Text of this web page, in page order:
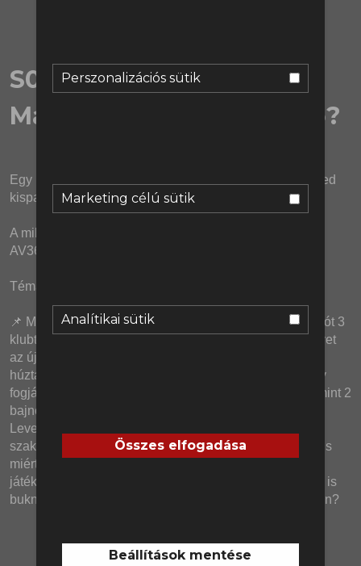
Perszonalizációs sütik
Marketing célú sütik
Analítikai sütik
Összes elfogadása
Beállítások mentése
S06EX14 | MAN.UNITED -
Manchesteri edzőtemető?
Egy ideje már tényleg nem igazán éri meg leülni a United
kispadjára.
A mikrofonokat és podcast keverőnket a Relacart és az
AV365.hu biztosította.
Téma:
📌 Mióta távozott a Manchester Unitedtől, José Mourinhót 3
klubtól is kirúgták. Ole Gunnar Solskjaer hiába várt 3 évet
az újabb melóval, a Besiktasnál alig több mint fél évig
húzta. Erik ten Hag pedig ezeket látva azt mondta, hogy
fogjátok meg a sörömet, és egy nyári felkészülés, valamint 2
bajnoki alatt elintézte, hogy menesszék a Bayer
Leverkusentől. Ennyire tönkretette volna ezeket a
szakembereket a Vörös Ördögöknél eltöltött időszak? És
miért van az, hogy amíg a Unitednél gyengén teljesítő
játékosok máshol kivirágoznak, addig az edzők máshol is
buknak? Na és mit vetít ez előre Rúben Amorim kapcsán?